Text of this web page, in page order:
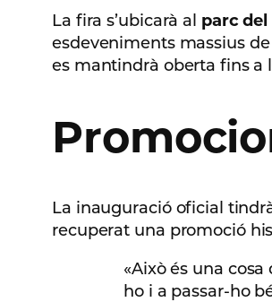
La fira s’ubicarà al parc
esdeveniments massius
es mantindrà oberta fins a
La inauguració oficial
recuperat una promoció
«Això és una
ho i a passar-ho